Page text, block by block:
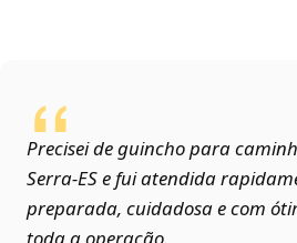
Precisei de guincho para
Serra‑ES e fui atendida
preparada, cuidadosa e com